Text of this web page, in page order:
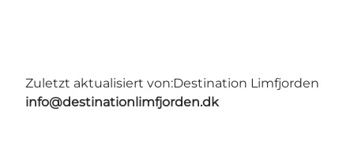
Zuletzt aktualisiert von:Destination Limfjorden
info@destinationlimfjorden.dk